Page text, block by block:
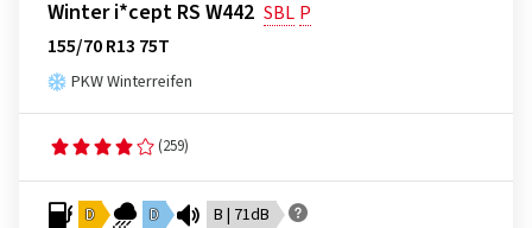
Winter i*cept RS W442 SBL P
155/70 R13 75T
PKW Winterreifen
(259)
D D B | 71dB